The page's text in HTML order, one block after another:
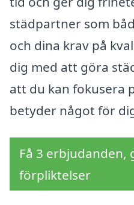
städpartner som
och dina krav på
dig med att göra
att du kan fokusera
betyder något för
Få 3 erbjudanden,
förpliktelser